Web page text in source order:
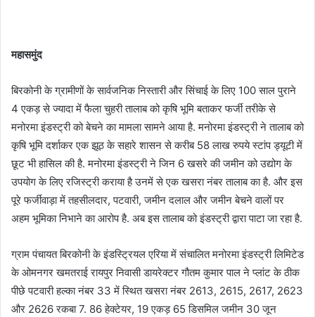
महासमुंद
बिरकोनी के ग्रामीणों के सार्वजनिक निस्तारी और सिंचाई के लिए 100 साल पुराने
4 एकड़ से ज्यादा में फैला चुहरी तालाब को कृषि भूमि बताकर फर्जी तरीके से
मनोरमा इंडस्ट्री को बेचने का मामला सामने आया है. मनोरमा इंडस्ट्री ने तालाब को
कृषि भूमि दर्शाकर एक झूठ के सहारे शासन से करीब 58 लाख रुपये स्टांप ड्यूटी में
छूट भी हासिल की है. मनोरमा इंडस्ट्री ने जिन 6 खसरे की जमीन को उद्योग के
उपयोग के लिए रजिस्ट्री कराया है उनमें से एक खसरा नंबर तालाब का है. और इस
पूरे फर्जीवाड़ा में तहसीलदार, पटवारी, जमीन दलाल और जमीन बेचने वालों पर
अहम भूमिका निभाने का आरोप है. अब इस तालाब को इंडस्ट्री द्वारा पाटा जा रहा है.
ग्राम पंचायत बिरकोनी के इंडस्ट्रियल एरिया में संचालित मनोरमा इंडस्ट्री लिमिटेड
के ओमनगर खमतराई रायपुर निवासी डायरेक्टर गौतम कुमार पाल ने प्लांट के ठीक
पीछे पटवारी हल्का नंबर 33 में स्थित खसरा नंबर 2613, 2615, 2617, 2623
और 2626 रकबा 7. 86 हेक्टेयर, 19 एकड़ 65 डिसमिल जमीन 30 जून